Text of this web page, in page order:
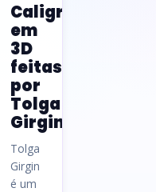
Caligrafias
em
3D
feitas
por
Tolga
Girgin
Tolga
Girgin
é um